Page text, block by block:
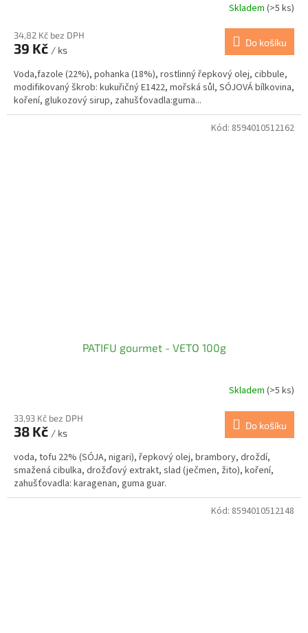
Skladem (>5 ks)
34,82 Kč bez DPH
39 Kč / ks
Do košíku
Voda,fazole (22%), pohanka (18%), rostlinný řepkový olej, cibbule,
modifikovaný škrob: kukuřičný E1422, mořská sůl, SÓJOVÁ bílkovina,
koření, glukozový sirup, zahušťovadla:guma...
PATIFU gourmet - VETO 100g
Skladem (>5 ks)
33,93 Kč bez DPH
38 Kč / ks
Do košíku
voda, tofu 22% (SÓJA, nigari), řepkový olej, brambory, droždí,
smažená cibulka, drožďový extrakt, slad (ječmen, žito), koření,
zahušťovadla: karagenan, guma guar.
Kód: 8594010512162
Kód: 8594010512148